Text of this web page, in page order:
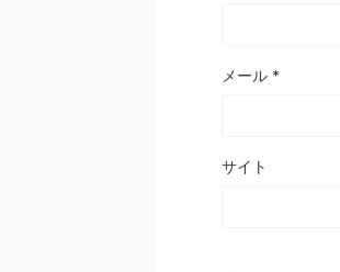
メール *
サイト